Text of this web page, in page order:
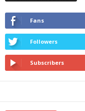
Fans
Followers
Subscribers